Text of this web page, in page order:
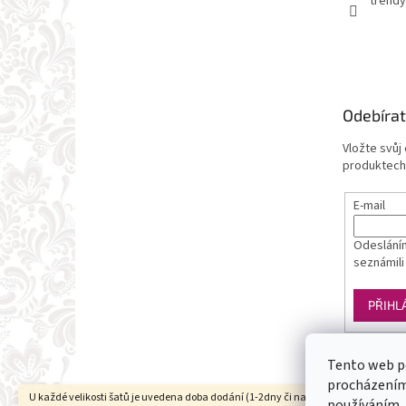
Tento web
U každé velikosti šatů je uvedena doba dodání (1-2dny či na objednání). Velikosti
Vložte svůj
E-mail